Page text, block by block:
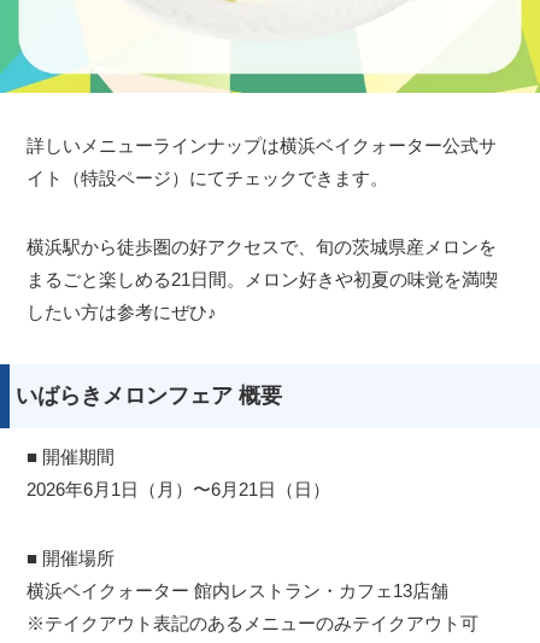
詳しいメニューラインナップは横浜ベイクォーター公式サ
イト（特設ページ）にてチェックできます。
横浜駅から徒歩圏の好アクセスで、旬の茨城県産メロンを
まるごと楽しめる21日間。メロン好きや初夏の味覚を満喫
したい方は参考にぜひ♪
いばらきメロンフェア 概要
■ 開催期間
2026年6月1日（月）〜6月21日（日）
■ 開催場所
横浜ベイクォーター 館内レストラン・カフェ13店舗
※テイクアウト表記のあるメニューのみテイクアウト可